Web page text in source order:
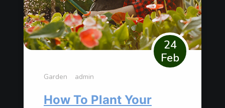
24
Feb
Garden admin
How To Plant Your